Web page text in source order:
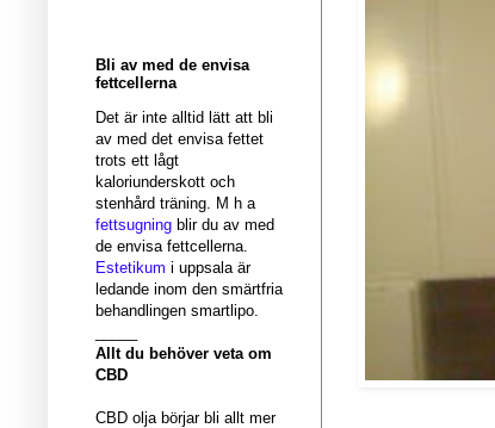
Bli av med de envisa
fettcellerna
Det är inte alltid lätt att bli
av med det envisa fettet
trots ett lågt
kaloriunderskott och
stenhård träning. M h a
fettsugning blir du av med
de envisa fettcellerna.
Estetikum i uppsala är
ledande inom den smärtfria
behandlingen smartlipo.
Allt du behöver veta om
CBD
CBD olja börjar bli allt mer